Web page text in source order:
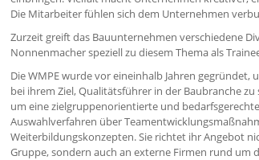
Die Mitarbeiter fühlen sich dem Unternehmen
Zurzeit greift das Bauunternehmen verschiedene
Nonnenmacher speziell zu diesem Thema als
Die WMPE wurde vor eineinhalb Jahren
bei ihrem Ziel, Qualitätsführer in der Baubranche
um eine zielgruppenorientierte und
Auswahlverfahren über
Weiterbildungskonzepten. Sie richtet ihr Angebot
Gruppe, sondern auch an externe Firmen rund um